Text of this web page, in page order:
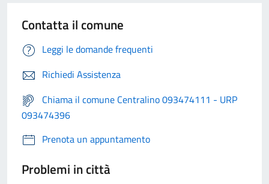
Contatta il comune
Leggi le domande frequenti
Richiedi Assistenza
Chiama il comune Centralino 093474111 - URP
093474396
Prenota un appuntamento
Problemi in città